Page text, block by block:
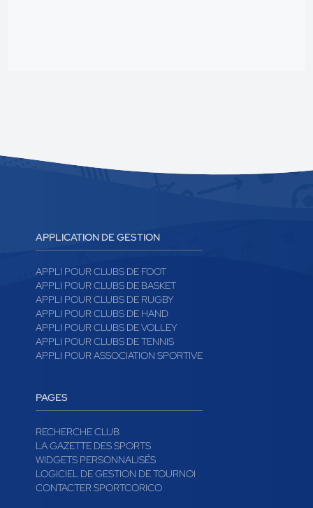
APPLICATION DE GESTION
APPLI POUR CLUBS DE FOOT
APPLI POUR CLUBS DE BASKET
APPLI POUR CLUBS DE RUGBY
APPLI POUR CLUBS DE HAND
APPLI POUR CLUBS DE VOLLEY
APPLI POUR CLUBS DE TENNIS
APPLI POUR ASSOCIATION SPORTIVE
PAGES
RECHERCHE CLUB
LA GAZETTE DES SPORTS
WIDGETS PERSONNALISÉS
LOGICIEL DE GESTION DE TOURNOI
CONTACTER SPORTCORICO